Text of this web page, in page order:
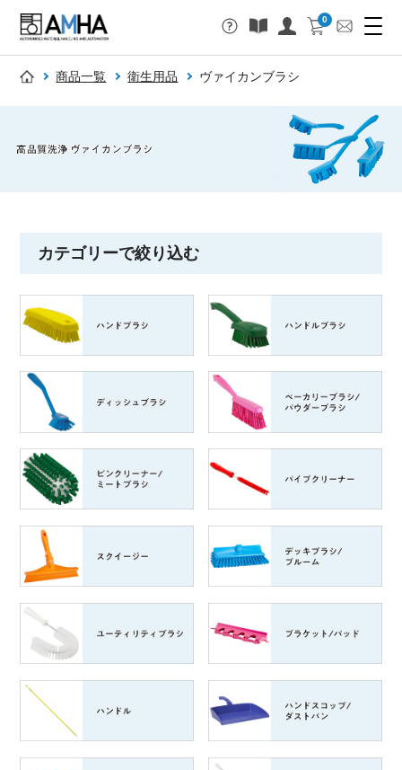
0
商品一覧 衛生用品 ヴァイカンブラシ
カテゴリーで絞り込む